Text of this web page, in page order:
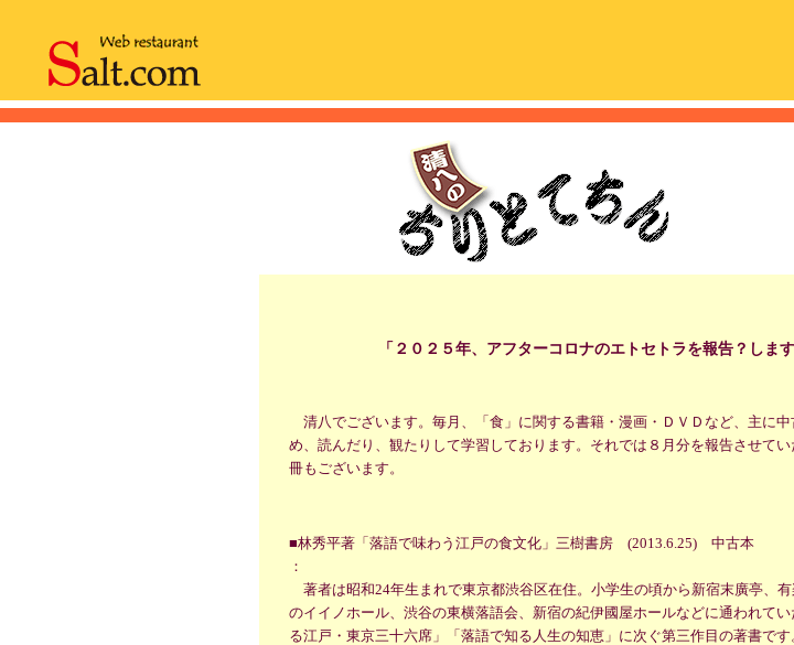
「２０２５年、アフターコロナのエトセトラを報告？します
清八でございます。毎月、「食」に関する書籍・漫画・ＤＶＤなど、主に
め、読んだり、観たりして学習しております。それでは８月分を報告させて
冊もございます。
■林秀平著「落語で味わう江戸の食文化」三樹書房 (2013.6.25) 中古本
：
著者は昭和24年生まれで東京都渋谷区在住。小学生の頃から新宿末廣亭、
のイイノホール、渋谷の東横落語会、新宿の紀伊國屋ホールなどに通われて
る江戸・東京三十六席」「落語で知る人生の知恵」に次ぐ第三作目の著書です